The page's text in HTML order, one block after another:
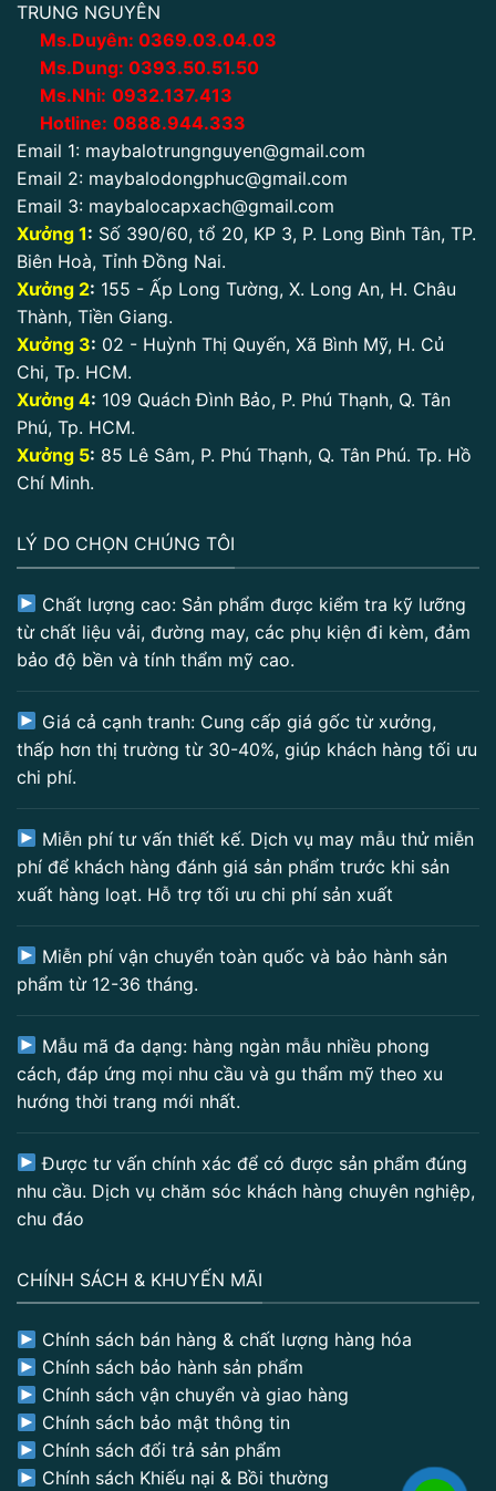
TRUNG NGUYÊN
Ms.Duyên: 0369.03.04.03
Ms.Dung: 0393.50.51.50
Ms.Nhi: 0932.137.413
Hotline: 0888.944.333
Email 1: maybalotrungnguyen@gmail.com
Email 2: maybalodongphuc@gmail.com
Email 3: maybalocapxach@gmail.com
Xưởng 1: Số 390/60, tổ 20, KP 3, P. Long Bình Tân, TP.
Biên Hoà, Tỉnh Đồng Nai.
Xưởng 2: 155 - Ấp Long Tường, X. Long An, H. Châu
Thành, Tiền Giang.
Xưởng 3: 02 - Huỳnh Thị Quyến, Xã Bình Mỹ, H. Củ
Chi, Tp. HCM.
Xưởng 4: 109 Quách Đình Bảo, P. Phú Thạnh, Q. Tân
Phú, Tp. HCM.
Xưởng 5: 85 Lê Sâm, P. Phú Thạnh, Q. Tân Phú. Tp. Hồ
Chí Minh.
LÝ DO CHỌN CHÚNG TÔI
Chất lượng cao: Sản phẩm được kiểm tra kỹ lưỡng
từ chất liệu vải, đường may, các phụ kiện đi kèm, đảm
bảo độ bền và tính thẩm mỹ cao.
Giá cả cạnh tranh: Cung cấp giá gốc từ xưởng,
thấp hơn thị trường từ 30-40%, giúp khách hàng tối ưu
chi phí.
Miễn phí tư vấn thiết kế. Dịch vụ may mẫu thử miễn
phí để khách hàng đánh giá sản phẩm trước khi sản
xuất hàng loạt. Hỗ trợ tối ưu chi phí sản xuất
Miễn phí vận chuyển toàn quốc và bảo hành sản
phẩm từ 12-36 tháng.
Mẫu mã đa dạng: hàng ngàn mẫu nhiều phong
cách, đáp ứng mọi nhu cầu và gu thẩm mỹ theo xu
hướng thời trang mới nhất.
Được tư vấn chính xác để có được sản phẩm đúng
nhu cầu. Dịch vụ chăm sóc khách hàng chuyên nghiệp,
chu đáo
CHÍNH SÁCH & KHUYẾN MÃI
Chính sách bán hàng & chất lượng hàng hóa
Chính sách bảo hành sản phẩm
Chính sách vận chuyển và giao hàng
Chính sách bảo mật thông tin
Chính sách đổi trả sản phẩm
Chính sách Khiếu nại & Bồi thường